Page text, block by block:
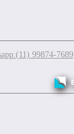
99874-7689